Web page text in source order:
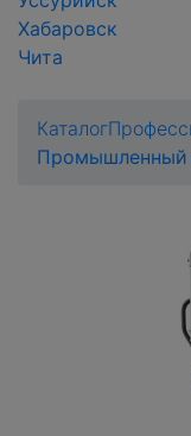
Хабаровск
Чита
Каталог
Промышленный